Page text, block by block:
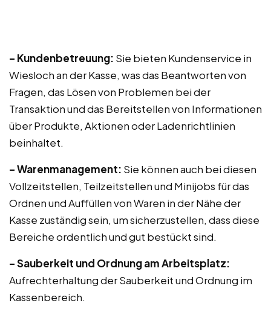
– Kundenbetreuung: Sie bieten Kundenservice in
Wiesloch an der Kasse, was das Beantworten von
Fragen, das Lösen von Problemen bei der
Transaktion und das Bereitstellen von Informationen
über Produkte, Aktionen oder Ladenrichtlinien
beinhaltet.
– Warenmanagement: Sie können auch bei diesen
Vollzeitstellen, Teilzeitstellen und Minijobs für das
Ordnen und Auffüllen von Waren in der Nähe der
Kasse zuständig sein, um sicherzustellen, dass diese
Bereiche ordentlich und gut bestückt sind.
– Sauberkeit und Ordnung am Arbeitsplatz:
Aufrechterhaltung der Sauberkeit und Ordnung im
Kassenbereich.